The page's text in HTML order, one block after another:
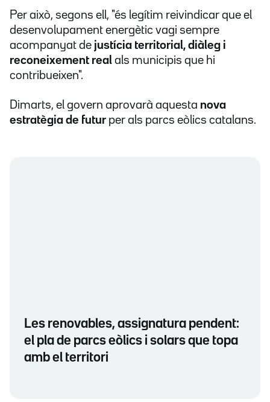
Per això, segons ell, "és legítim reivindicar que el
desenvolupament energètic vagi sempre
acompanyat de justícia territorial, diàleg i
reconeixement real als municipis que hi
contribueixen".
Dimarts, el govern aprovarà aquesta nova
estratègia de futur per als parcs eòlics catalans.
Les renovables, assignatura pendent:
el pla de parcs eòlics i solars que topa
amb el territori